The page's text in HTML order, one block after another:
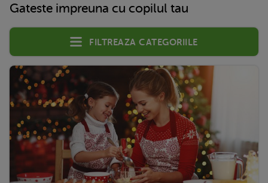
Gateste impreuna cu copilul tau
Filtreaza categoriile